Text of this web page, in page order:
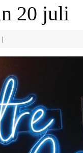
20 juli